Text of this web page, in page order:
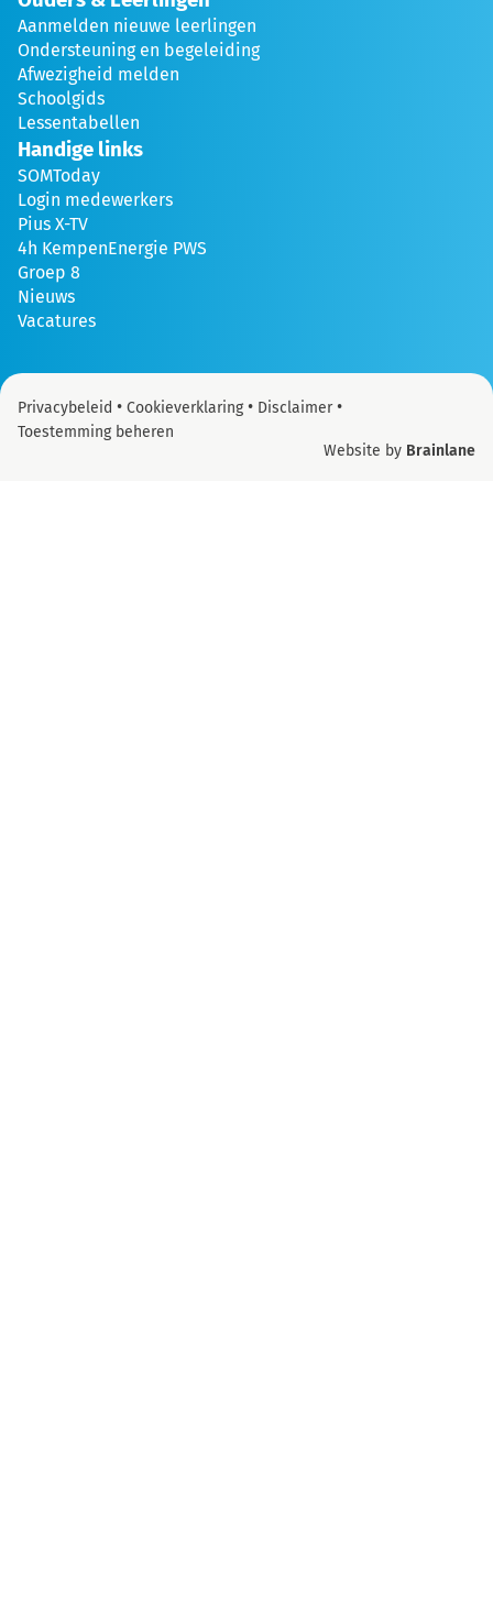
Aanmelden nieuwe leerlingen
Ondersteuning en begeleiding
Afwezigheid melden
Schoolgids
Lessentabellen
Handige links
SOMToday
Login medewerkers
Pius X-TV
4h KempenEnergie PWS
Groep 8
Nieuws
Vacatures
Privacybeleid • Cookieverklaring• Disclaimer•
Toestemming beheren
Website by Brainlane